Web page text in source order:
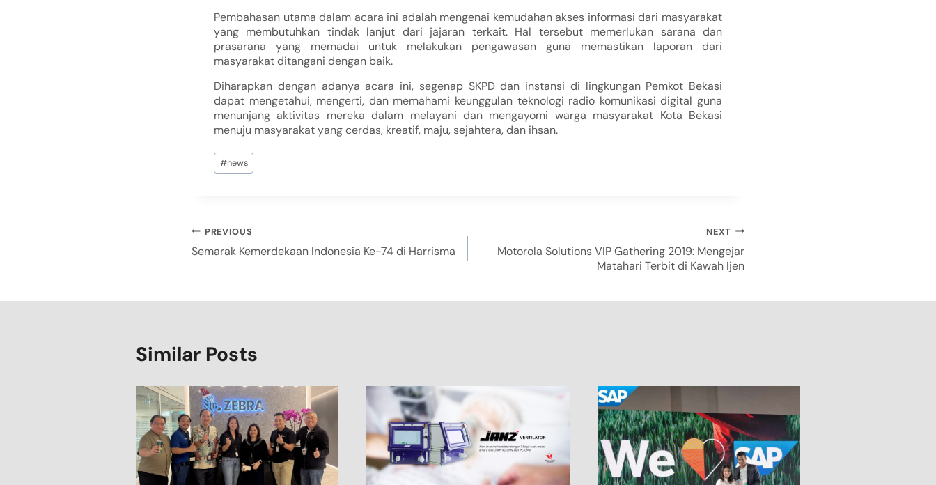
Pembahasan utama dalam acara ini adalah mengenai kemudahan akses informasi dari masyarakat
yang membutuhkan tindak lanjut dari jajaran terkait. Hal tersebut memerlukan sarana dan
prasarana yang memadai untuk melakukan pengawasan guna memastikan laporan dari
masyarakat ditangani dengan baik.
Diharapkan dengan adanya acara ini, segenap SKPD dan instansi di lingkungan Pemkot Bekasi
dapat mengetahui, mengerti, dan memahami keunggulan teknologi radio komunikasi digital guna
menunjang aktivitas mereka dalam melayani dan mengayomi warga masyarakat Kota Bekasi
menuju masyarakat yang cerdas, kreatif, maju, sejahtera, dan ihsan.
#news
PREVIOUS
Semarak Kemerdekaan Indonesia Ke-74 di Harrisma
NEXT
Motorola Solutions VIP Gathering 2019: Mengejar
Matahari Terbit di Kawah Ijen
Similar Posts